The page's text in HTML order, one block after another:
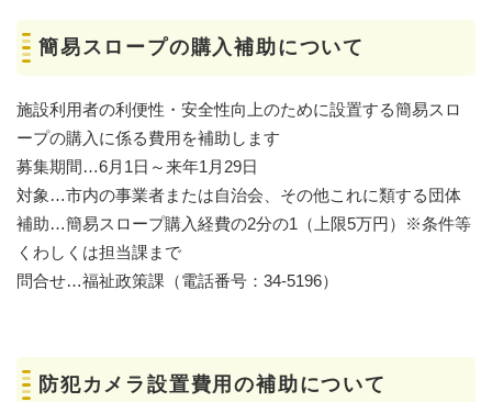
簡易スロープの購入補助について
施設利用者の利便性・安全性向上のために設置する簡易スロ
ープの購入に係る費用を補助します
募集期間…6月1日～来年1月29日
対象…市内の事業者または自治会、その他これに類する団体
補助…簡易スロープ購入経費の2分の1（上限5万円）※条件等
くわしくは担当課まで
問合せ…福祉政策課（電話番号：34-5196）
防犯カメラ設置費用の補助について